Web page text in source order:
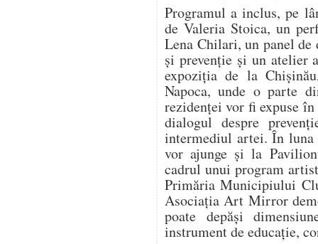
Programul a inclus, pe
de Valeria Stoica, un
Lena Chilari, un panel
și prevenție și un atelier
expoziția de la
Napoca, unde o parte
rezidenței vor fi expuse
dialogul despre
intermediul artei. În
vor ajunge și la
cadrul unui program
Primăria Municipiului
Asociația Art Mirror
poate depăși
instrument de educație,